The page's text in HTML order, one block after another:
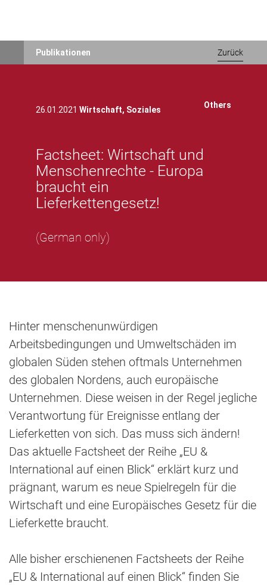
Publikationen Zurück
26.01.2021 Wirtschaft, Soziales Others
Factsheet: Wirtschaft und
Menschenrechte - Europa
braucht ein
Lieferkettengesetz!
(German only)
Hinter menschenunwürdigen
Arbeitsbedingungen und Umweltschäden im
globalen Süden stehen oftmals Unternehmen
des globalen Nordens, auch europäische
Unternehmen. Diese weisen in der Regel jegliche
Verantwortung für Ereignisse entlang der
Lieferketten von sich. Das muss sich ändern!
Das aktuelle Factsheet der Reihe „EU &
International auf einen Blick“ erklärt kurz und
prägnant, warum es neue Spielregeln für die
Wirtschaft und eine Europäisches Gesetz für die
Lieferkette braucht.
Alle bisher erschienenen Factsheets der Reihe
„EU & International auf einen Blick“ finden Sie